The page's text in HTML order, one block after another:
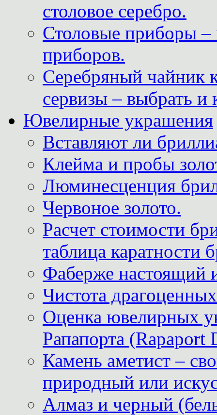
столовое серебро.
Столовые приборы –
приборов.
Серебряный чайник
сервизы – выбрать и
Ювелирные украшения
Вставляют ли
Клейма и пробы
Люминесценция
Червоное золото.
Расчет стоимости
таблица каратности
Фаберже настоящий
Чистота
Оценка ювелирных
Рапапорта (Rapaport
Камень аметист –
природный или
Алмаз и черный